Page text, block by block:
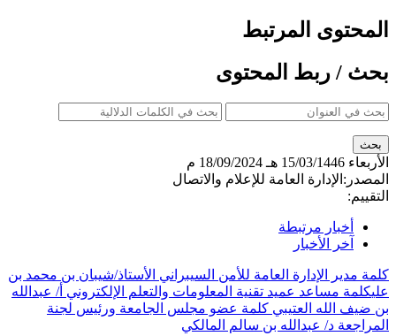
المحتوى المرتبط
بحث / ربط المحتوى
الأربعاء 15/03/1446 هـ
18/09/2024 م
المصدر: الإدارة العامة للإعلام والاتصال
التقييم:
أخبار مرتبطة
آخر الأخبار
كلمة مدير الإدارة العامة للأمن السيبراني الأستاذ/شيبان بن محمد بن
عليكلمة مساعد عميد تقنية المعلومات والتعلم الإلكتروني أ/ عبدالله
بن ضيف الله العتيبي كلمة عضو مجلس الجامعة ورئيس لجنة
المراجعة د/ عبدالله بن سالم المالكي